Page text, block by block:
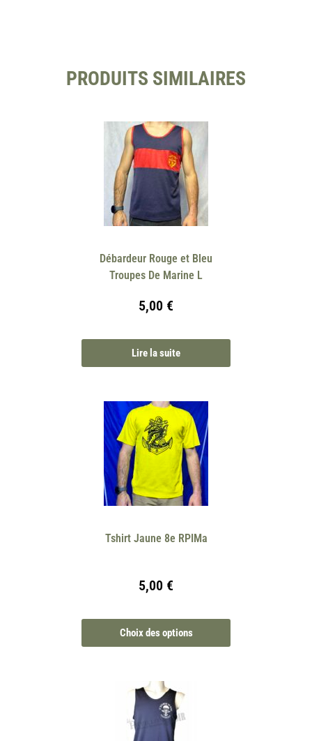
PRODUITS SIMILAIRES
Débardeur Rouge et Bleu
Troupes De Marine L
5,00 €
Lire la suite
Tshirt Jaune 8e RPIMa
5,00 €
Choix des options